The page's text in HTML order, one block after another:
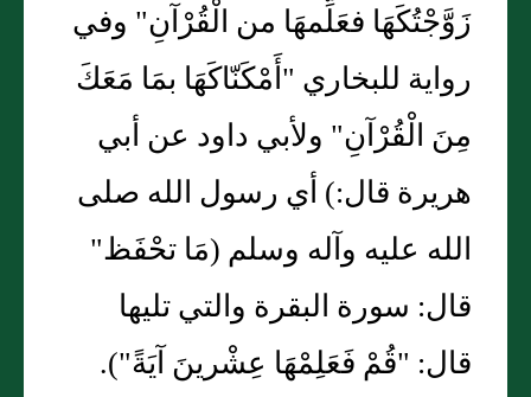
زَوَّجْتُكَهَا فعَلِّمهَا من الْقُرْآنِ" وفي
رواية للبخاري "أَمْكَنّاكَهَا بمَا مَعَكَ
مِنَ الْقُرْآنِ" ولأبي داود عن أبي
هريرة قال:) أي رسول الله صلى
الله عليه وآله وسلم (مَا تحْفَظ"
قال: سورة البقرة والتي تليها
قال: "قُمْ فَعَلِمْهَا عِشْرينَ آيَةً").